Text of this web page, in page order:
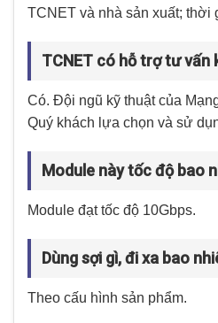
TCNET và nhà sản xuất; thời
TCNET có hỗ trợ tư vấn
Có. Đội ngũ kỹ thuật của
Quý khách lựa chọn và sử
Module này tốc độ bao
Module đạt tốc độ 10Gbps.
Dùng sợi gì, đi xa bao
Theo cấu hình sản phẩm.